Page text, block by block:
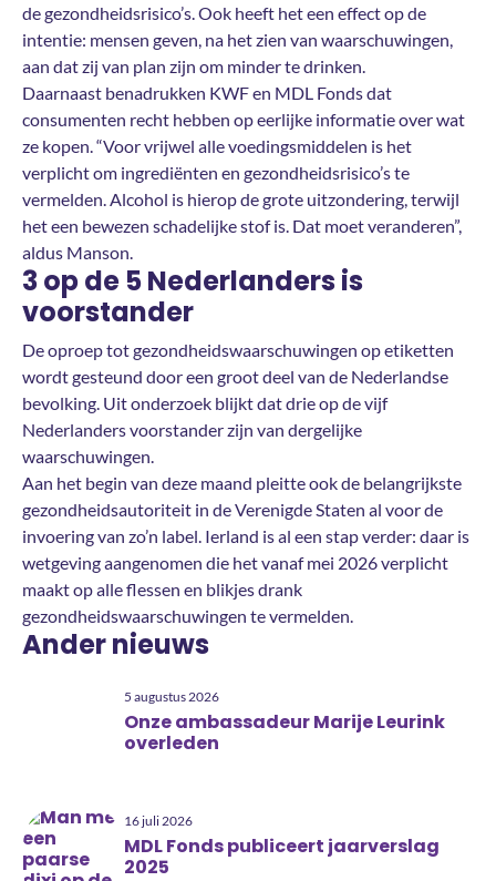
de gezondheidsrisico’s. Ook heeft het een effect op de
intentie: mensen geven, na het zien van waarschuwingen,
aan dat zij van plan zijn om minder te drinken.
Daarnaast benadrukken KWF en MDL Fonds dat
consumenten recht hebben op eerlijke informatie over wat
ze kopen. “Voor vrijwel alle voedingsmiddelen is het
verplicht om ingrediënten en gezondheidsrisico’s te
vermelden. Alcohol is hierop de grote uitzondering, terwijl
het een bewezen schadelijke stof is. Dat moet veranderen”,
aldus Manson.
3 op de 5 Nederlanders is
voorstander
De oproep tot gezondheidswaarschuwingen op etiketten
wordt gesteund door een groot deel van de Nederlandse
bevolking. Uit onderzoek blijkt dat drie op de vijf
Nederlanders voorstander zijn van dergelijke
waarschuwingen.
Aan het begin van deze maand pleitte ook de belangrijkste
gezondheidsautoriteit in de Verenigde Staten al voor de
invoering van zo’n label. Ierland is al een stap verder: daar is
wetgeving aangenomen die het vanaf mei 2026 verplicht
maakt op alle flessen en blikjes drank
gezondheidswaarschuwingen te vermelden.
Ander nieuws
5 augustus 2026
Onze ambassadeur Marije Leurink
overleden
16 juli 2026
MDL Fonds publiceert jaarverslag
2025